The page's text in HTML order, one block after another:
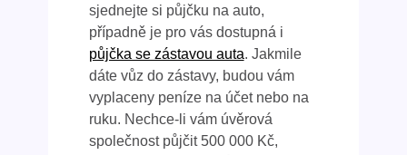
sjednejte si půjčku na auto,
případně je pro vás dostupná i
půjčka se zástavou auta. Jakmile
dáte vůz do zástavy, budou vám
vyplaceny peníze na účet nebo na
ruku. Nechce-li vám úvěrová
společnost půjčit 500 000 Kč,